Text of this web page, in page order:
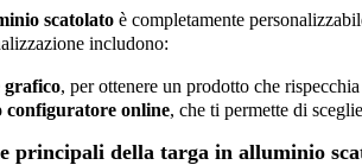
scatolato è completamente
includono:
grafico, per ottenere un prodotto che
configuratore online, che ti permette di
principali della targa in alluminio